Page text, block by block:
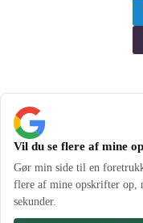
Vil du se flere af mine
Gør min side til en
flere af mine opskrifter op,
sekunder.